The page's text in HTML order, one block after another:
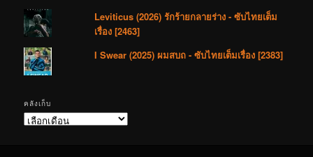
Leviticus (2026) รักร้ายกลายร่าง - ซับไทยเต็ม
เรื่อง [2463]
I Swear (2025) ผมสบถ - ซับไทยเต็มเรื่อง [2383]
คลังเก็บ
คลัง